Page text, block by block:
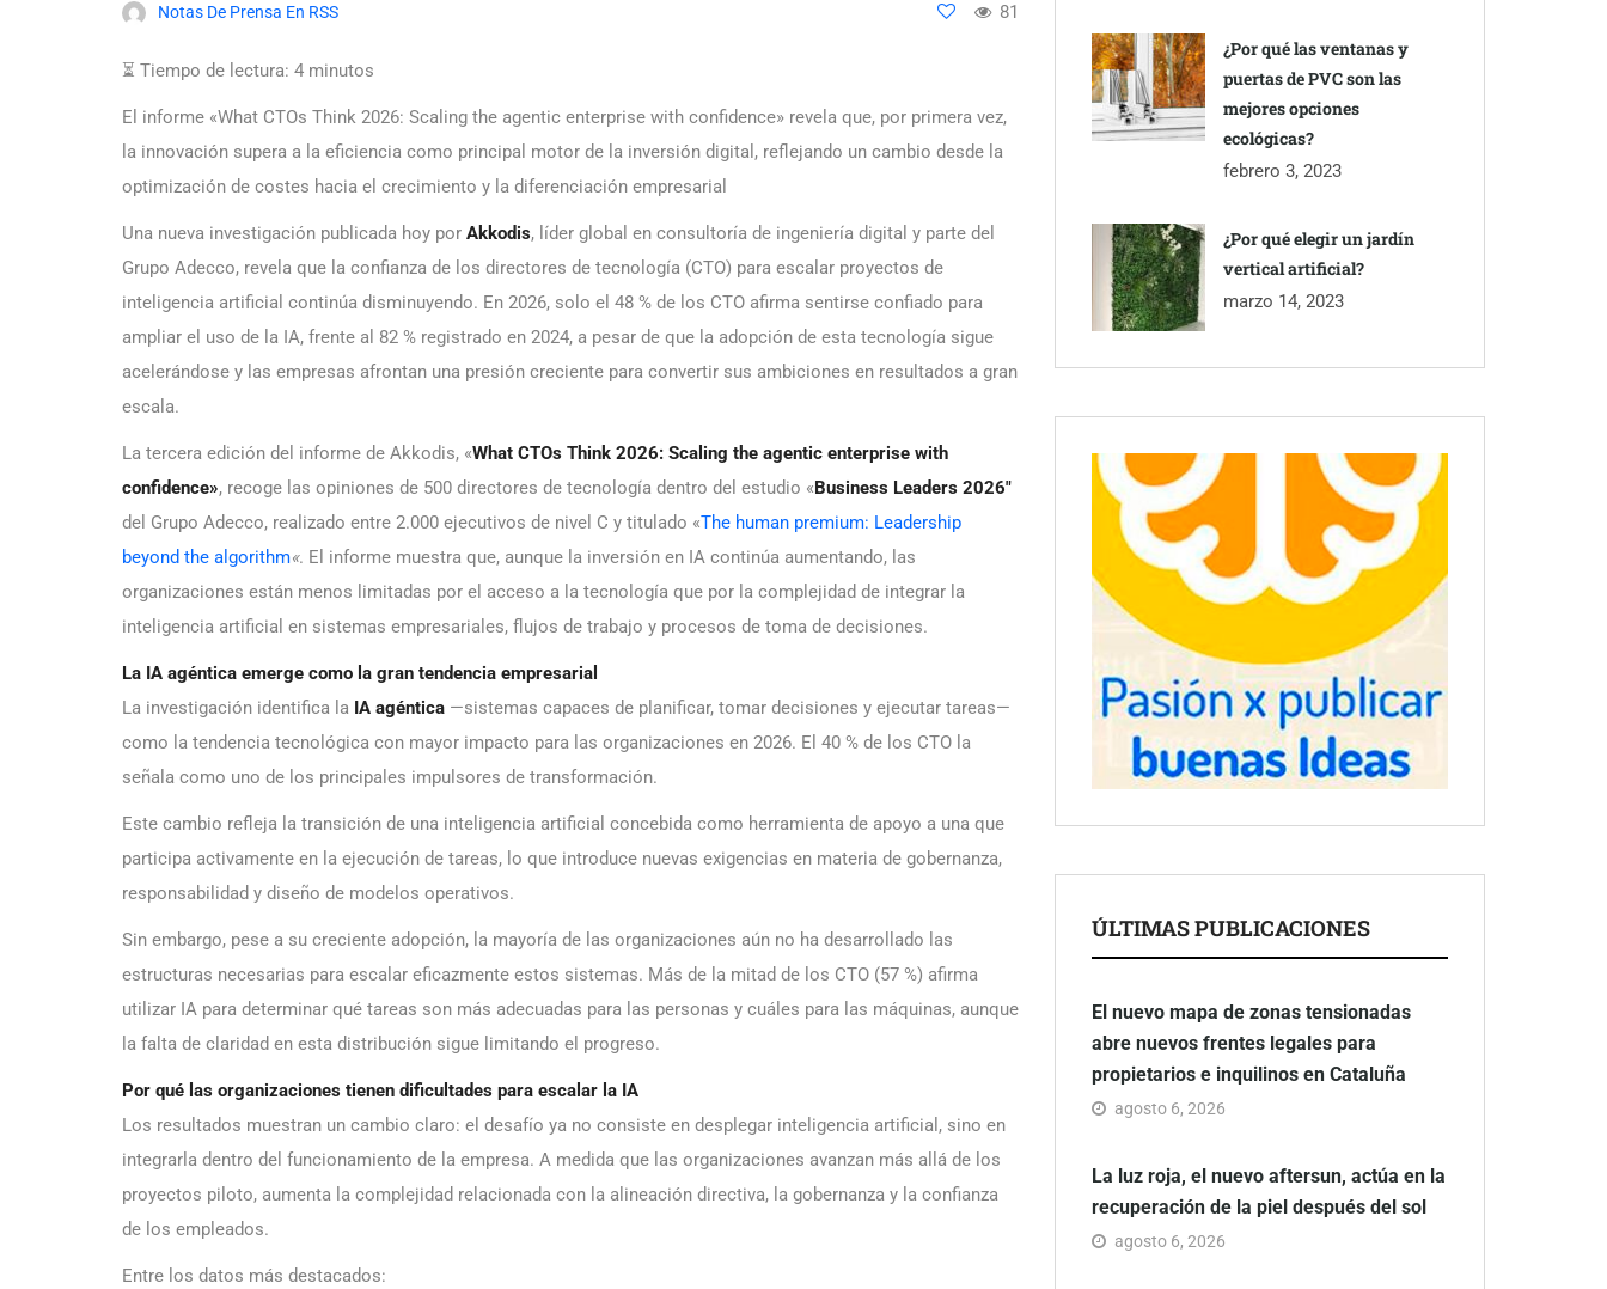
Notas De Prensa En RSS 81
⏳ Tiempo de lectura: 4 minutos
El informe «What CTOs Think 2026: Scaling the agentic enterprise with confidence» revela que, por primera vez,
la innovación supera a la eficiencia como principal motor de la inversión digital, reflejando un cambio desde la
optimización de costes hacia el crecimiento y la diferenciación empresarial
Una nueva investigación publicada hoy por Akkodis, líder global en consultoría de ingeniería digital y parte del
Grupo Adecco, revela que la confianza de los directores de tecnología (CTO) para escalar proyectos de
inteligencia artificial continúa disminuyendo. En 2026, solo el 48 % de los CTO afirma sentirse confiado para
ampliar el uso de la IA, frente al 82 % registrado en 2024, a pesar de que la adopción de esta tecnología sigue
acelerándose y las empresas afrontan una presión creciente para convertir sus ambiciones en resultados a gran
escala.
La tercera edición del informe de Akkodis, «What CTOs Think 2026: Scaling the agentic enterprise with
confidence», recoge las opiniones de 500 directores de tecnología dentro del estudio « Business Leaders 2026″
del Grupo Adecco, realizado entre 2.000 ejecutivos de nivel C y titulado «The human premium: Leadership
beyond the algorithm«. El informe muestra que, aunque la inversión en IA continúa aumentando, las
organizaciones están menos limitadas por el acceso a la tecnología que por la complejidad de integrar la
inteligencia artificial en sistemas empresariales, flujos de trabajo y procesos de toma de decisiones.
La IA agéntica emerge como la gran tendencia empresarial
La investigación identifica la IA agéntica —sistemas capaces de planificar, tomar decisiones y ejecutar tareas—
como la tendencia tecnológica con mayor impacto para las organizaciones en 2026. El 40 % de los CTO la
señala como uno de los principales impulsores de transformación.
Este cambio refleja la transición de una inteligencia artificial concebida como herramienta de apoyo a una que
participa activamente en la ejecución de tareas, lo que introduce nuevas exigencias en materia de gobernanza,
responsabilidad y diseño de modelos operativos.
Sin embargo, pese a su creciente adopción, la mayoría de las organizaciones aún no ha desarrollado las
estructuras necesarias para escalar eficazmente estos sistemas. Más de la mitad de los CTO (57 %) afirma
utilizar IA para determinar qué tareas son más adecuadas para las personas y cuáles para las máquinas, aunque
la falta de claridad en esta distribución sigue limitando el progreso.
Por qué las organizaciones tienen dificultades para escalar la IA
Los resultados muestran un cambio claro: el desafío ya no consiste en desplegar inteligencia artificial, sino en
integrarla dentro del funcionamiento de la empresa. A medida que las organizaciones avanzan más allá de los
proyectos piloto, aumenta la complejidad relacionada con la alineación directiva, la gobernanza y la confianza
de los empleados.
Entre los datos más destacados:
¿Por qué las ventanas y
puertas de PVC son las
mejores opciones
ecológicas?
febrero 3, 2023
¿Por qué elegir un jardín
vertical artificial?
marzo 14, 2023
ÚLTIMAS PUBLICACIONES
El nuevo mapa de zonas tensionadas
abre nuevos frentes legales para
propietarios e inquilinos en Cataluña
agosto 6, 2026
La luz roja, el nuevo aftersun, actúa en la
recuperación de la piel después del sol
agosto 6, 2026